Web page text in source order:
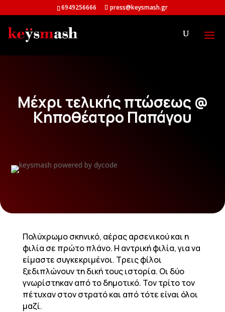
6949256666 press@keysmash.gr
Μέχρι τελικής πτώσεως @
Κηποθέατρο Παπάγου
Πολύχρωμο σκηνικό, αέρας αρσενικού και η
φιλία σε πρώτο πλάνο. Η αντρική φιλία, για να
είμαστε συγκεκριμένοι. Τρεις φίλοι
ξεδιπλώνουν τη δική τους ιστορία. Οι δύο
γνωρίστηκαν από το δημοτικό. Τον τρίτο τον
πέτυχαν στον στρατό και από τότε είναι όλοι
μαζί.